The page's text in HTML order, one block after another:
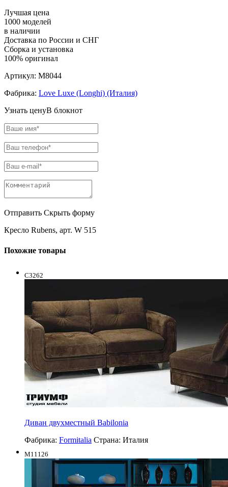
Лучшая цена
1000 моделей
в наличии
Доставка по России и СНГ
Сборка и установка
100% оригинал
Артикул: M8044
Фабрика: Love Luxe (Longhi) (Италия)
Узнать ценуВ блокнот
Отправить Скрыть форму
Кресло Rubens, арт. W 515
Похожие товары
C3262
Диван двухместный Babilonia
Фабрика: Formitalia Страна: Италия
M11126